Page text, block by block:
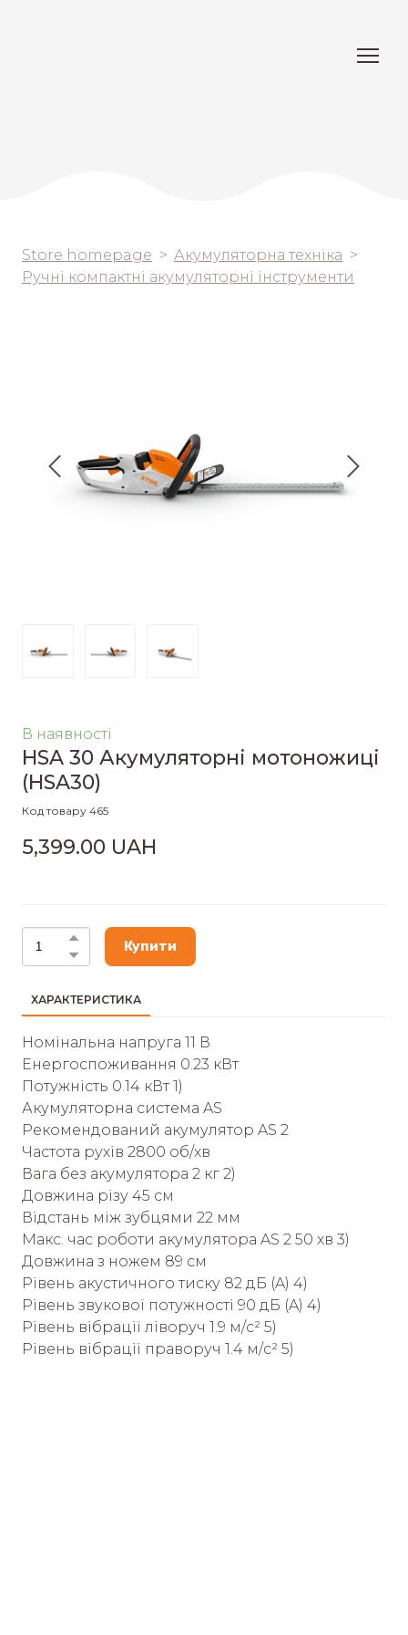
Store homepage
Акумуляторна техніка
Ручні компактні акумуляторні інструменти
В наявності
HSA 30 Акумуляторні мотоножиці
(HSA30)
Код товару 465
5,399.00 UAH
Купити
ХАРАКТЕРИСТИКА
Номінальна напруга 11 В
Енергоспоживання 0.23 кВт
Потужність 0.14 кВт 1)
Акумуляторна система AS
Рекомендований акумулятор AS 2
Частота рухів 2800 об/хв
Вага без акумулятора 2 кг 2)
Довжина різу 45 см
Відстань між зубцями 22 мм
Макс. час роботи акумулятора AS 2 50 хв 3)
Довжина з ножем 89 см
Рівень акустичного тиску 82 дБ (A) 4)
Рівень звукової потужності 90 дБ (A) 4)
Рівень вібрації ліворуч 1.9 м/с² 5)
Рівень вібрації праворуч 1.4 м/с² 5)